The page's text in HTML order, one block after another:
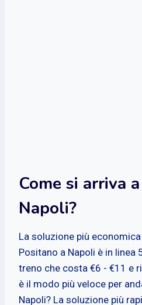
Come si arriva
Napoli?
La soluzione più
Positano a Napoli è in linea
treno che costa €6 - €11 e
è il modo più veloce per
Napoli? La soluzione più